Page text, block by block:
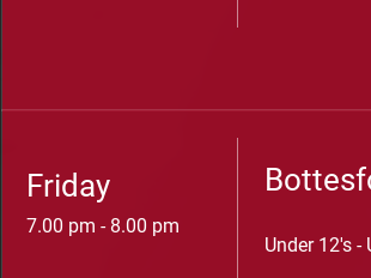
Friday
7.00 pm - 8.00 pm
Under 12's -